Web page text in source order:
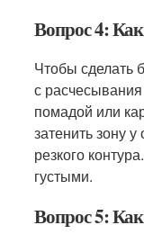
Вопрос 4:
Чтобы сделать
с
помадой или
затенить зону
резкого
густыми.
Вопрос 5: